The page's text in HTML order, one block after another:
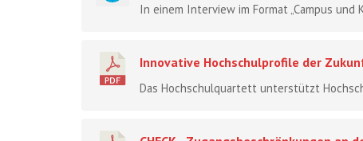
In einem Interview im Format „Campus und
Innovative Hochschulprofile der
Das Hochschulquartett unterstützt